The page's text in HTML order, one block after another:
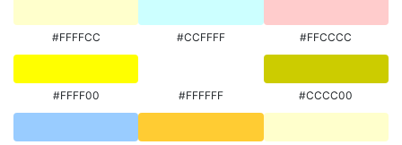
#FFFFCC #CCFFFF #FFCCCC
#FFFF00 #FFFFFF #CCCC00